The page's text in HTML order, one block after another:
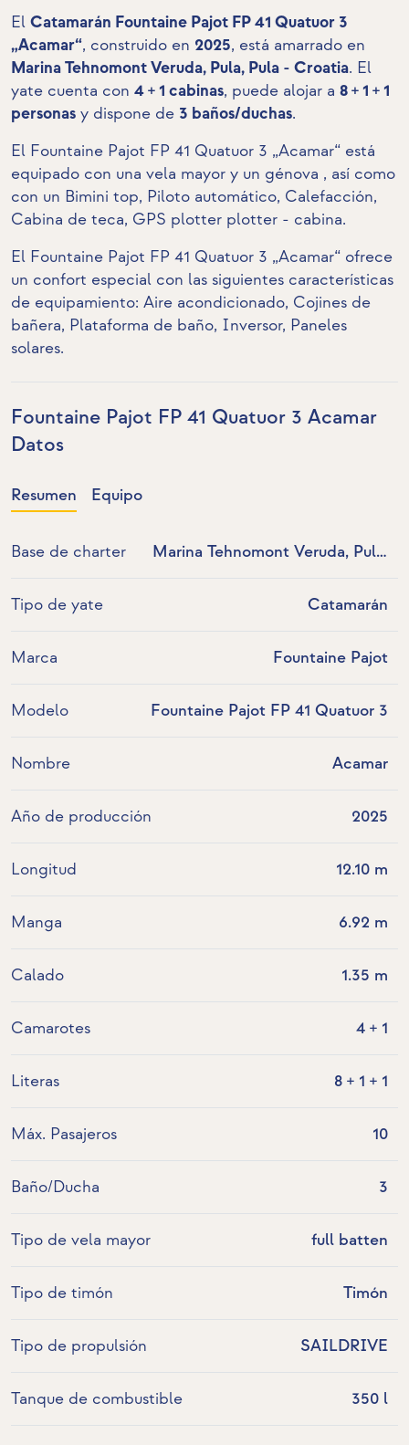
El Catamarán Fountaine Pajot FP 41 Quatuor 3
„Acamar“, construido en 2025, está amarrado en
Marina Tehnomont Veruda, Pula, Pula - Croatia. El
yate cuenta con 4 + 1 cabinas, puede alojar a 8 + 1 + 1
personas y dispone de 3 baños/duchas.
El Fountaine Pajot FP 41 Quatuor 3 „Acamar“ está
equipado con una vela mayor y un génova , así como
con un Bimini top, Piloto automático, Calefacción,
Cabina de teca, GPS plotter plotter - cabina.
El Fountaine Pajot FP 41 Quatuor 3 „Acamar“ ofrece
un confort especial con las siguientes características
de equipamiento: Aire acondicionado, Cojines de
bañera, Plataforma de baño, Inversor, Paneles
solares.
Fountaine Pajot FP 41 Quatuor 3 Acamar
Datos
Resumen Equipo
Base de charter
Marina Tehnomont Veruda, Pula,
Tipo de yate
Catamarán
Marca Fountaine Pajot
Modelo Fountaine Pajot FP 41 Quatuor 3
Nombre Acamar
Año de producción 2025
Longitud 12.10 m
Manga 6.92 m
Calado 1.35 m
Camarotes 4 + 1
Literas 8 + 1 + 1
Máx. Pasajeros 10
Baño/Ducha 3
Tipo de vela mayor full batten
Tipo de timón Timón
Tipo de propulsión SAILDRIVE
Tanque de combustible 350 l